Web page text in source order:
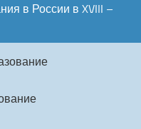
в России в XVIII –